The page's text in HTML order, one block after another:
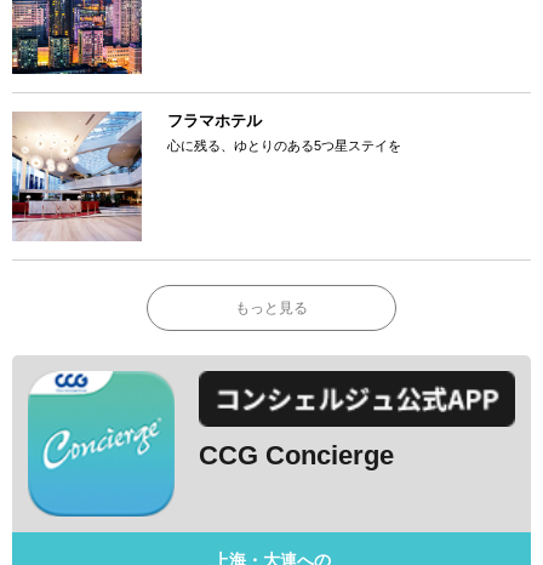
フラマホテル
心に残る、ゆとりのある5つ星ステイを
もっと見る
CCG Concierge
上海・大連への